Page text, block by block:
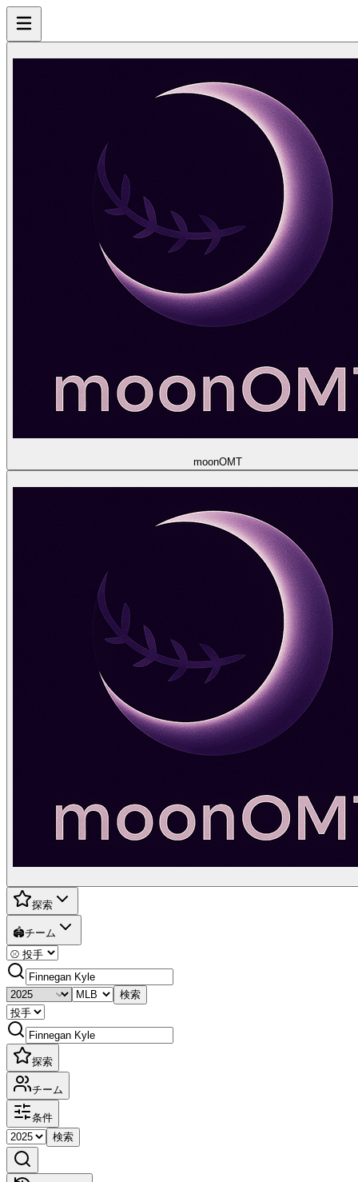
moonOMT
探索
🏟️チーム
検索
探索
チーム
条件
検索